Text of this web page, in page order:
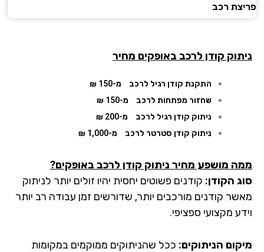
רכב
קודן לרכב באופקים מחיר
התקנת קודן רגיל לרכב
מ-150 ₪
שחזור מפתחות לרכב
מ-150 ₪
ניתוק קודן רגיל לרכב
מ-200 ₪
ניתוק קודן סטרטר לרכב
מ-1,000 ₪
מושפע מחיר ניתוק קודן לרכב באופקים?
הקודן:קודנים פשוטים יחסית יהיו זולים יותר לניתוק
קודנים מורכבים יותר, שדורשים זמן עבודה רב יותר
מקצועי ספציפי.
הניתוקים:ככל שהניתוקים ממוקמים במקומות